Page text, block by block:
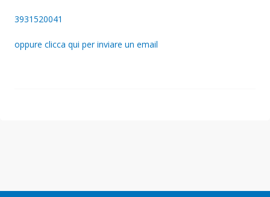
3931520041
oppure clicca qui per inviare un email